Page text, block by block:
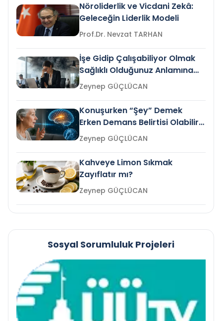
Nöroliderlik ve Vicdani Zekâ:
Geleceğin Liderlik Modeli
Prof.Dr. Nevzat TARHAN
İşe Gidip Çalışabiliyor Olmak
Sağlıklı Olduğunuz Anlamına
Gelir mi?Zeynep GÜÇLÜCAN
Konuşurken “Şey” Demek
Erken Demans Belirtisi Olabilir
mi?
Zeynep GÜÇLÜCAN
Kahveye Limon Sıkmak
Zayıflatır mı?
Zeynep GÜÇLÜCAN
Sosyal Sorumluluk Projeleri